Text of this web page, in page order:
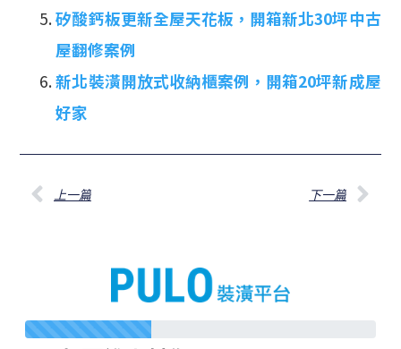
矽酸鈣板更新全屋天花板，開箱新北30坪中古
屋翻修案例
新北裝潢開放式收納櫃案例，開箱20坪新成屋
好家
上一篇 下一篇